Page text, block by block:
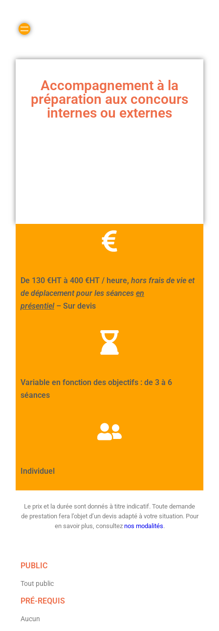
Accompagnement à la
préparation aux concours
internes ou externes
De 130 €HT à 400 €HT / heure, hors frais de vie et
de déplacement pour les séances en
présentiel– Sur devis
Variable en fonction des objectifs : de 3 à 6
séances
Individuel
Le prix et la durée sont donnés à titre indicatif. Toute demande
de prestation fera l’objet d’un devis adapté à votre situation. Pour
en savoir plus, consultez nos modalités.
PUBLIC
Tout public
PRÉ-REQUIS
Aucun